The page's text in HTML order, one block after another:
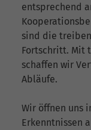
entsprechend
sind die
Fortschritt. Mit
schaffen wir
Abläufe.
Wir öffnen uns
Erkenntnissen